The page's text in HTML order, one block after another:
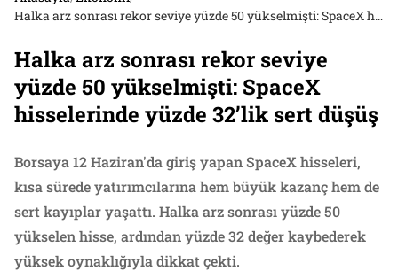
Halka arz sonrası rekor seviye yüzde 50 yükselmişti: SpaceX hisselerinde yüzde 32’lik sert düşüş
Halka arz sonrası rekor seviye
yüzde 50 yükselmişti: SpaceX
hisselerinde yüzde 32’lik sert düşüş
Borsaya 12 Haziran'da giriş yapan SpaceX hisseleri,
kısa sürede yatırımcılarına hem büyük kazanç hem de
sert kayıplar yaşattı. Halka arz sonrası yüzde 50
yükselen hisse, ardından yüzde 32 değer kaybederek
yüksek oynaklığıyla dikkat çekti.